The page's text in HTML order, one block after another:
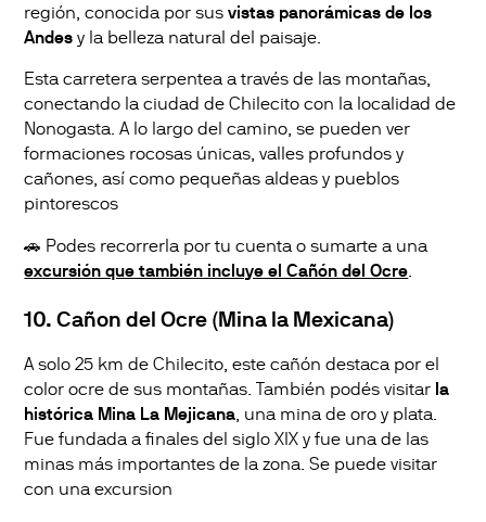
región, conocida por susvistas panorámicas de los
Andes y la belleza natural del paisaje.
Esta carretera serpentea a través de las montañas,
conectando la ciudad de Chilecito con la localidad de
Nonogasta. A lo largo del camino, se pueden ver
formaciones rocosas únicas, valles profundos y
cañones, así como pequeñas aldeas y pueblos
pintorescos
🚗 Podes recorrerla por tu cuenta o sumarte a una
excursión que también incluye el Cañón del Ocre.
10. Cañon del Ocre (Mina la Mexicana)
A solo 25 km de Chilecito, este cañón destaca por el
color ocre de sus montañas. También podés visitar la
histórica Mina La Mejicana , una mina de oro y plata.
Fue fundada a finales del siglo XIX y fue una de las
minas más importantes de la zona. Se puede visitar
con una excursion